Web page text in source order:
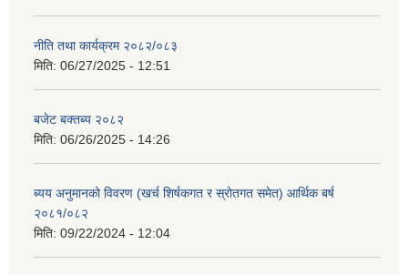
नीति तथा कार्यक्रम २०८२/०८३
मिति: 06/27/2025 - 12:51
बजेट बक्तब्य २०८२
मिति: 06/26/2025 - 14:26
ब्यय अनुमानको विवरण (खर्च शिर्षकगत र स्रोतगत समेत) आर्थिक बर्ष
२०८१/०८२
मिति: 09/22/2024 - 12:04